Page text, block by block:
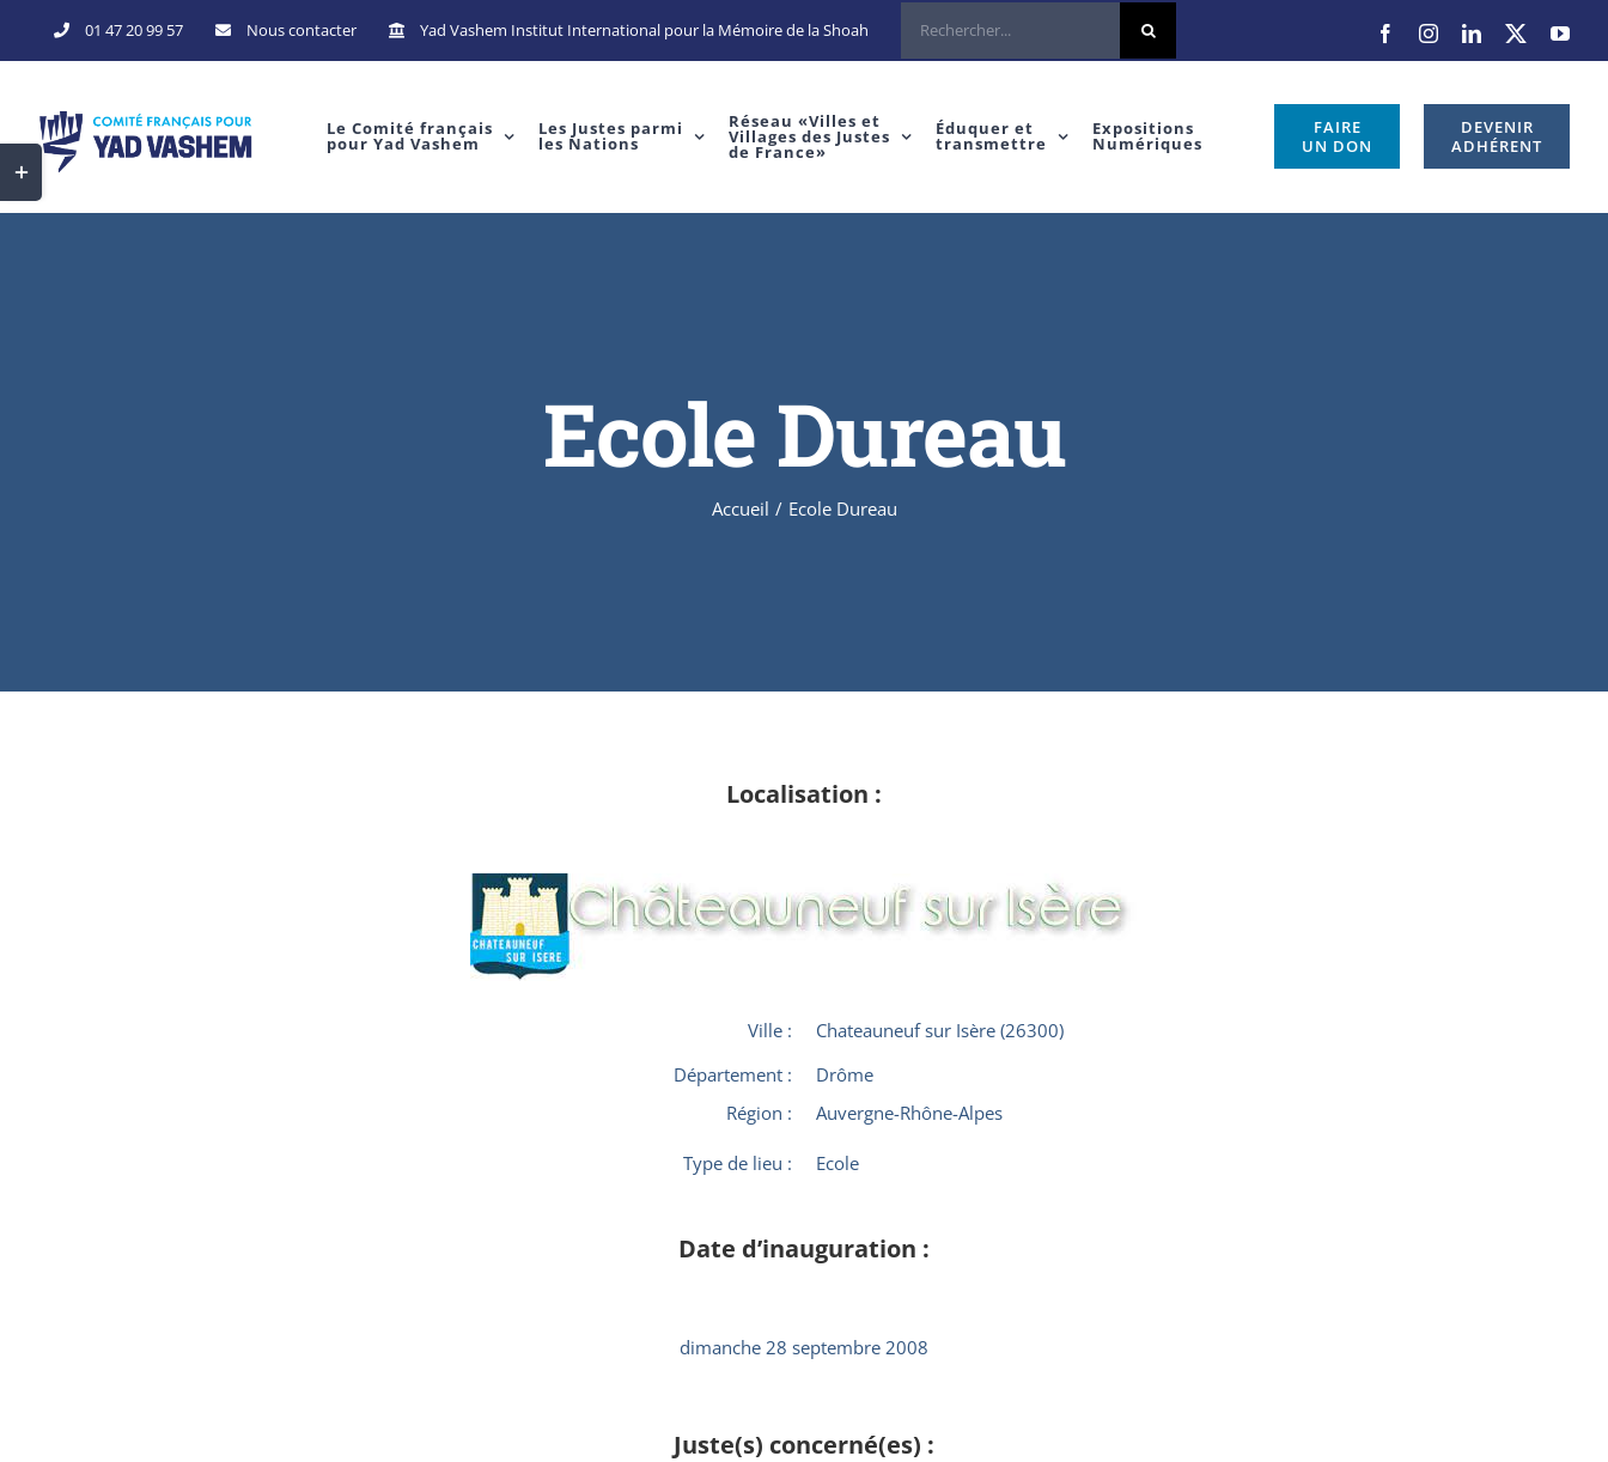
01 47 20 99 57 Nous contacter Yad Vashem Institut International pour la Mémoire de la Shoah
Le Comité français
pour Yad Vashem
Les Justes parmi
les Nations
Réseau «Villes et
Villages des Justes
de France»
Éduquer et
transmettre
Expositions
Numériques
FAIRE
UN DON
DEVENIR
ADHÉRENT
Ecole Dureau
Accueil / Ecole Dureau
Localisation :
Ville :
Chateauneuf sur Isère (26300)
Département :
Drôme
Région :
Auvergne-Rhône-Alpes
Type de lieu : Ecole
Date d’inauguration :
dimanche 28 septembre 2008
Juste(s) concerné(es) :